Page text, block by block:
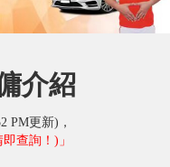
介紹
PM更新)，
查詢！) 」